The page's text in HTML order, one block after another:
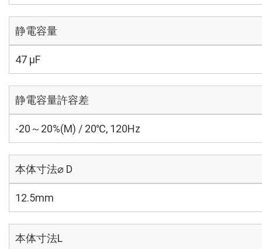
静電容量
47 µF
静電容量許容差
-20～20%(M) / 20℃, 120Hz
本体寸法⌀ D
12.5mm
本体寸法L